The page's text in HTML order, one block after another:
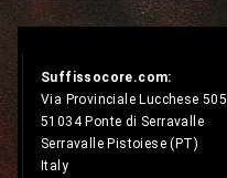
Suffissocore.com:
Via Provinciale Lucchese 505
51034 Ponte di Serravalle
Serravalle Pistoiese (PT)
Italy